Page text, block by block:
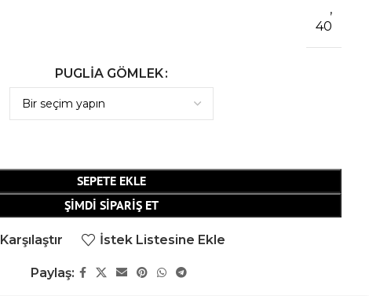
,
40
PUGLIA GÖMLEK
SEPETE EKLE
ŞIMDI SIPARIŞ ET
Karşılaştır İstek Listesine Ekle
Paylaş: